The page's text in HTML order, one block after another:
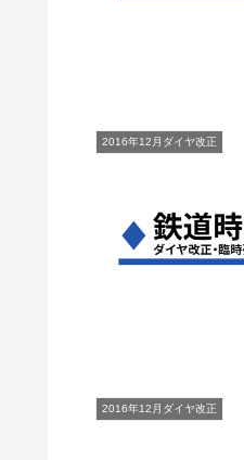
2016年12月ダイヤ改正
2016年12月ダイヤ改正